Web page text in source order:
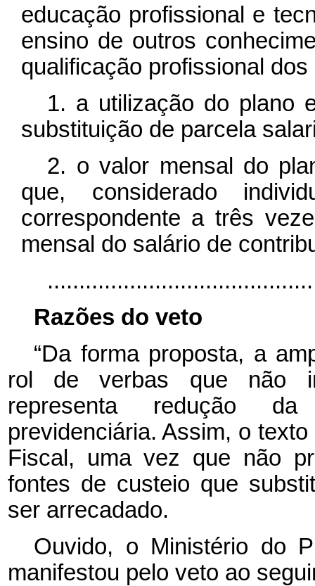
educação profissional e
ensino de outros
qualificação profissional
1. a utilização do plano
substituição de parcela
2. o valor mensal do
que, considerado
correspondente a três
mensal do salário de
Razões do veto
“Da forma proposta, a
rol de verbas que não
representa redução
previdenciária. Assim, o
Fiscal, uma vez que não
fontes de custeio que
ser arrecadado.
Ouvido, o Ministério do
manifestou pelo veto ao